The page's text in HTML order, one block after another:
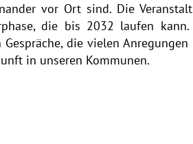
vor Ort sind. Die
die bis 2032 laufen kann.
die vielen Anregungen
in unseren Kommunen.